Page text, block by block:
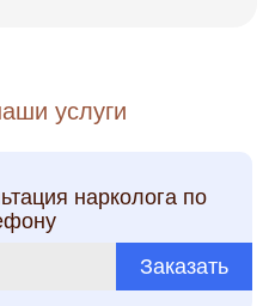
услуги
нарколога по
Заказать